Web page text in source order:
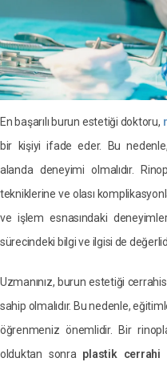
En başarılı burun estetiği doktoru,
bir kişiyi ifade eder. Bu
alanda deneyimi olmalıdır.
tekniklerine ve olası
ve işlem esnasındaki
sürecindeki bilgi ve ilgisi de
Uzmanınız, burun estetiği
sahip olmalıdır. Bu nedenle,
öğrenmeniz önemlidir. Bir
olduktan sonra plastik cerrahi